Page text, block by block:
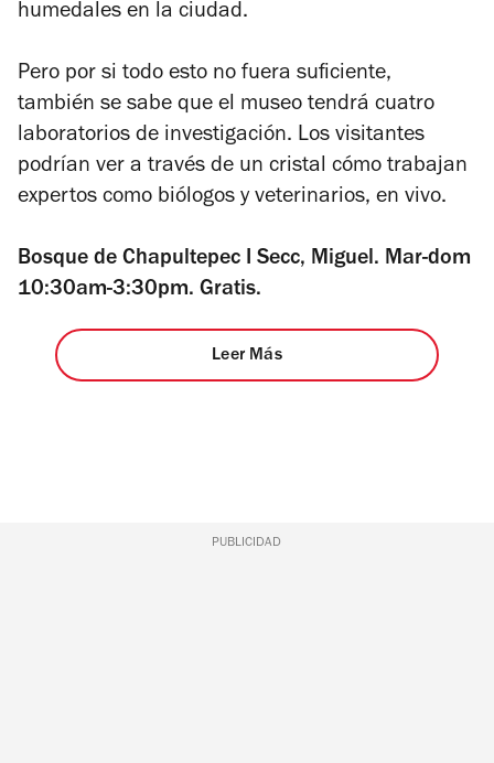
humedales en la ciudad.
Pero por si todo esto no fuera suficiente,
también se sabe que el museo tendrá cuatro
laboratorios de investigación. Los visitantes
podrían ver a través de un cristal cómo trabajan
expertos como biólogos y veterinarios, en vivo.
Bosque de Chapultepec I Secc, Miguel. Mar-dom
10:30am-3:30pm. Gratis.
Leer Más
PUBLICIDAD